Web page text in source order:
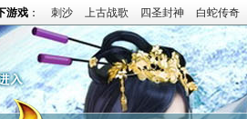
游戏 ： 刺沙 上古战歌 四圣封神 白蛇传奇